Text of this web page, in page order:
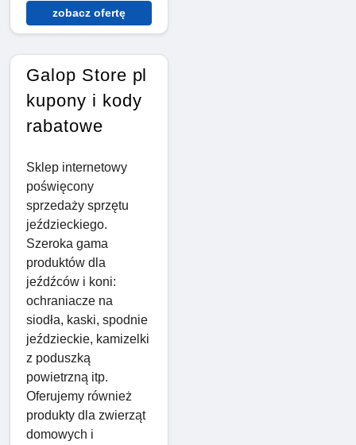
zobacz ofertę
Galop Store pl
kupony i kody
rabatowe
Sklep internetowy
poświęcony
sprzedaży sprzętu
jeździeckiego.
Szeroka gama
produktów dla
jeźdźców i koni:
ochraniacze na
siodła, kaski, spodnie
jeździeckie, kamizelki
z poduszką
powietrzną itp.
Oferujemy również
produkty dla zwierząt
domowych i